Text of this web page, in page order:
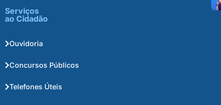
Serviços
ao Cidadão
Ouvidoria
Concursos Públicos
Telefones Úteis